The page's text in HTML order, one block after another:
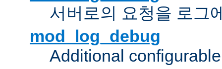
서버로의 요청을 로그
mod_log_debug
Additional